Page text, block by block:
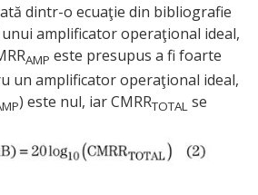
dintr-o ecuaţie din bibliografie
amplificator operaţional ideal,
AMP este presupus a fi foarte
un amplificator operaţional ideal,
) este nul, iar CMRRTOTAL se